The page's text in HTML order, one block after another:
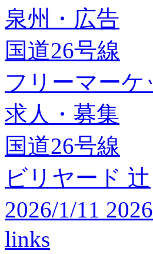
泉州・広告
国道26号線
フリーマーケ
求人・募集
国道26号線
ビリヤード 辻
2026/1/11
links